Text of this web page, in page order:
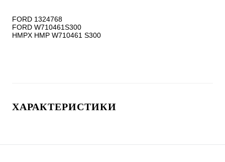
FORD 1324768
FORD W710461S300
HMPX HMP W710461 S300
ХАРАКТЕРИСТИКИ